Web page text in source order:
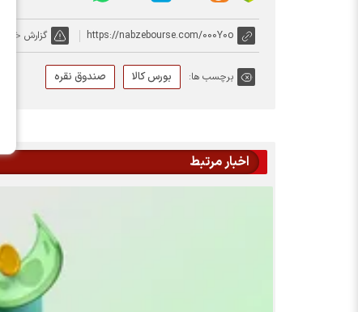
https://nabzebourse.com/000Y0o گزارش خطا
برچسب ها: بورس کالا صندوق نقره
اخبار مرتبط